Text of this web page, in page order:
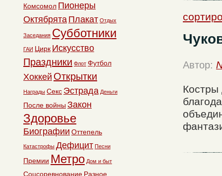
Автор:
Костры
Комсомол Пионеры
Октябрята Плакат Отдых
Заседания Субботники
ГАИ Цирк Искусство
Праздники Флот Футбол
Хоккей Открытки
Награды Секс Эстрада Деньги
После войны Закон
Здоровье
Биографии Оттепель
Катастрофы Дефицит Песни
Премии Метро Дом и быт
Соцсоревнование Разное